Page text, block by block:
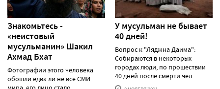
Знакомьтесь -
«неистовый
мусульманин» Шакил
Ахмад Бхат
Фотографии этого человека
обошли едва ли не все СМИ
У мусульман не бывает
40 дней!
Вопрос к "Ляджна Даима":
Собираются в некоторых
городах люди, по прошествии
40 дней после смерти чел......